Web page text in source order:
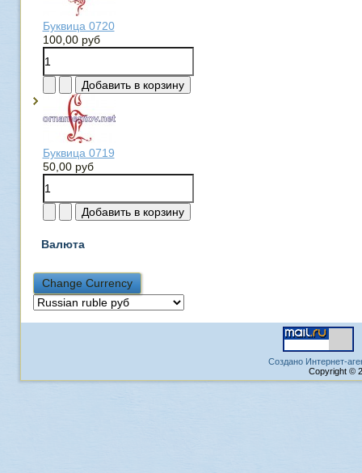
Буквица 0720
100,00 руб
Буквица 0719
50,00 руб
Валюта
Создано Интернет-
Copyright ©